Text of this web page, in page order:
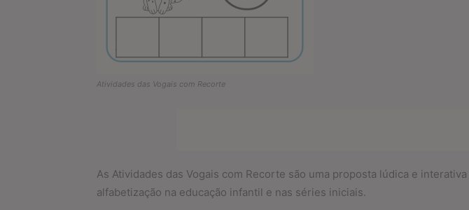
Atividades das Vogais com Recorte
As Atividades das Vogais com Recorte são uma proposta lúdica e
alfabetização na educação infantil e nas séries iniciais.